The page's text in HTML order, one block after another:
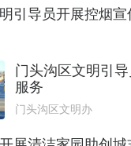
引导员开展控烟
门头沟区文明引
服务
门头沟区文明办